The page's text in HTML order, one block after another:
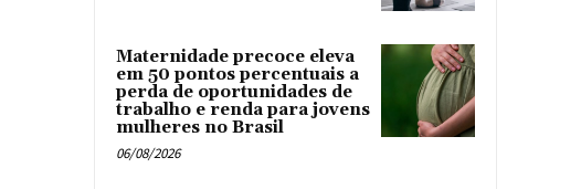
Maternidade precoce eleva
em 50 pontos percentuais a
perda de oportunidades de
trabalho e renda para jovens
mulheres no Brasil
06/08/2026